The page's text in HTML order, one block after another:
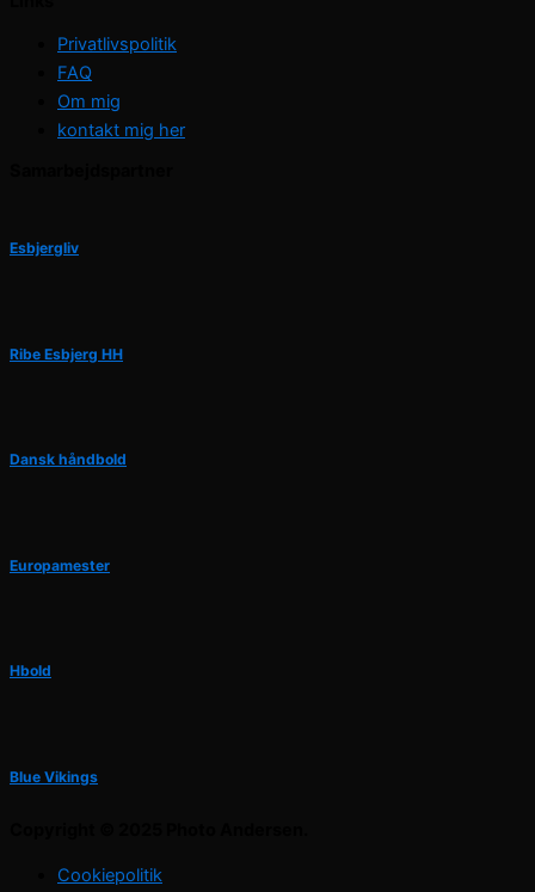
Privatlivspolitik
FAQ
Om mig
kontakt mig her
Esbjergliv
Ribe Esbjerg HH
Dansk håndbold
Europamester
Hbold
Blue Vikings
Cookiepolitik